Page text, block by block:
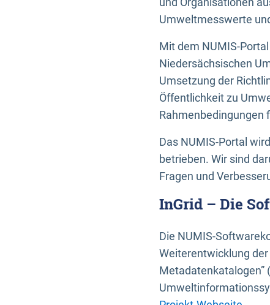
Umweltmesswerte
Mit dem NUMIS-
Niedersächsischen
Umsetzung der
Öffentlichkeit zu
Rahmenbedingungen
Das NUMIS-Portal
betrieben. Wir sind
Fragen und
InGrid – Die
Die NUMIS-
Weiterentwicklung
Metadatenkatalogen”